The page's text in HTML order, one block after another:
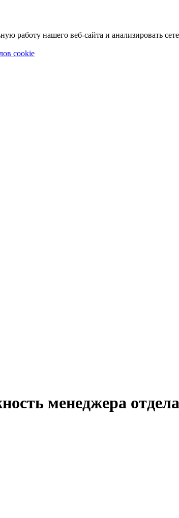
работу нашего веб-сайта и анализировать
cookie
менеджера